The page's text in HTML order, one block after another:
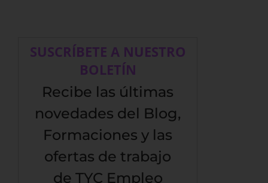
SUSCRÍBETE A NUESTRO
BOLETÍN
Recibe las últimas
novedades del Blog,
Formaciones y las
ofertas de trabajo
de TYC Empleo